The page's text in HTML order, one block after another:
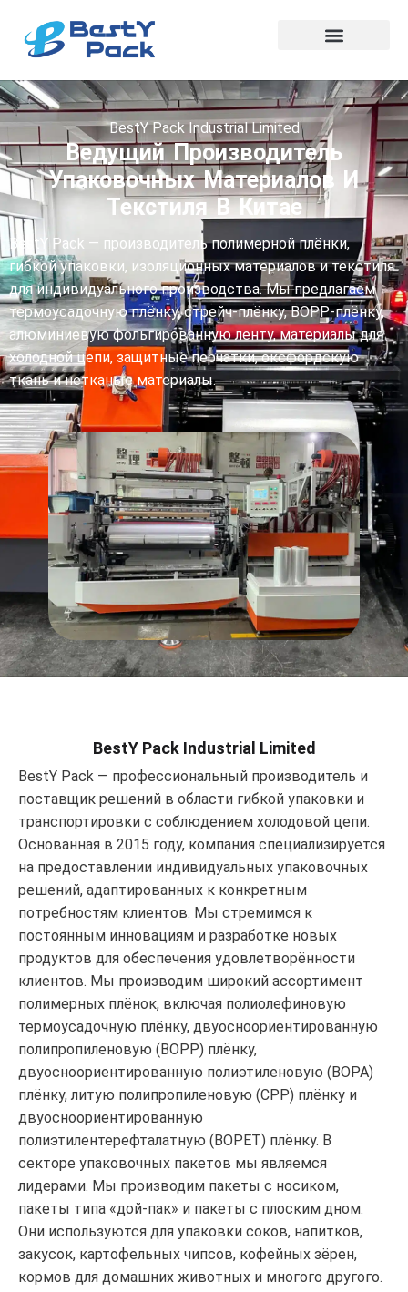
BestY Pack Industrial Limited
Ведущий Производитель
Упаковочных Материалов И
Текстиля В Китае
BestY Pack — производитель полимерной плёнки,
гибкой упаковки, изоляционных материалов и текстиля
для индивидуального производства. Мы предлагаем
термоусадочную плёнку, стрейч-плёнку, BOPP-плёнку,
алюминиевую фольгированную ленту, материалы для
холодной цепи, защитные перчатки, оксфордскую
ткань и нетканые материалы.
BestY Pack Industrial Limited
BestY Pack — профессиональный производитель и
поставщик решений в области гибкой упаковки и
транспортировки с соблюдением холодовой цепи.
Основанная в 2015 году, компания специализируется
на предоставлении индивидуальных упаковочных
решений, адаптированных к конкретным
потребностям клиентов. Мы стремимся к
постоянным инновациям и разработке новых
продуктов для обеспечения удовлетворённости
клиентов. Мы производим широкий ассортимент
полимерных плёнок, включая полиолефиновую
термоусадочную плёнку, двуосноориентированную
полипропиленовую (BOPP) плёнку,
двуосноориентированную полиэтиленовую (BOPA)
плёнку, литую полипропиленовую (CPP) плёнку и
двуосноориентированную
полиэтилентерефталатную (BOPET) плёнку. В
секторе упаковочных пакетов мы являемся
лидерами. Мы производим пакеты с носиком,
пакеты типа «дой-пак» и пакеты с плоским дном.
Они используются для упаковки соков, напитков,
закусок, картофельных чипсов, кофейных зёрен,
кормов для домашних животных и многого другого.